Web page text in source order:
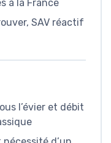
à la France
SAV réactif
l’évier et débit